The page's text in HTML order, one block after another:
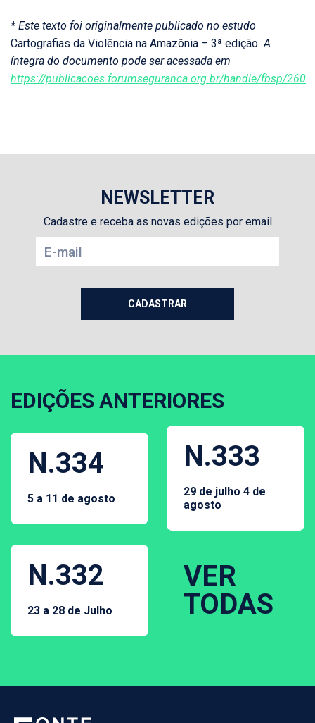
* Este texto foi originalmente publicado no estudo
Cartografias da Violência na Amazônia – 3ª edição. A
íntegra do documento pode ser acessada em
https://publicacoes.forumseguranca.org.br/handle/fbsp/260
NEWSLETTER
Cadastre e receba as novas edições por email
EDIÇÕES ANTERIORES
N.334
5 a 11 de agosto
N.333
29 de julho 4 de
agosto
N.332
23 a 28 de Julho
VER
TODAS